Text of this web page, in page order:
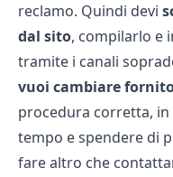
reclamo. Quindi devi
dal sito, compilarlo e
tramite i canali
vuoi cambiare
procedura corretta,
tempo e spendere di
fare altro che